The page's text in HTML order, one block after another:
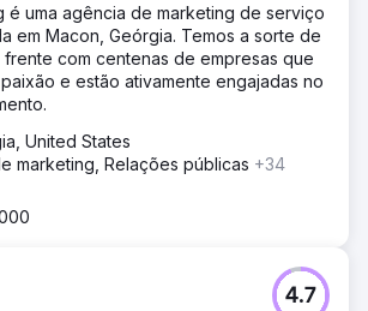
é uma agência de marketing de serviço
em Macon, Geórgia. Temos a sorte de
frente com centenas de empresas que
e estão ativamente engajadas no
United States
marketing, Relações públicas +34
4.7